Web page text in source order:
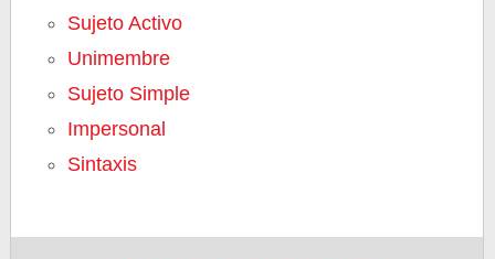
Sujeto Activo
Unimembre
Sujeto Simple
Impersonal
Sintaxis